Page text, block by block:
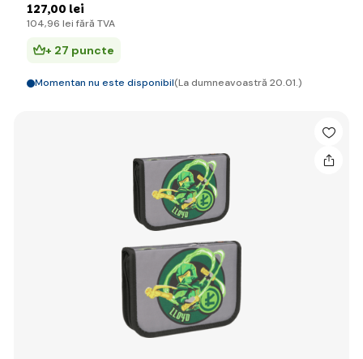
127,00 lei
104,96 lei fără TVA
+ 27 puncte
Momentan nu este disponibil(La dumneavoastră 20.01.)